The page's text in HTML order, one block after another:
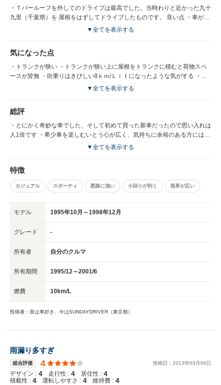
・Ｔバールーフを外してのドライブは最高でした。当時わりと近かった九十
九里（千葉県）を 屋根をはずしてドライブしたものです。 良い点 ・車が目
立つ ・視界は広い ・何といっても希少車を乗っているという優越感は最高
▼全てを表示する
気になった点
・トランクが狭い ・トランクが狭い上に屋根をトランクに積むと荷物スペ
ースが皆無 ・街乗りはきびしい8ｋｍ/Ｌｉｔになったような気がする ・面
倒臭くなった屋根を取り外さなくなる ・2人しか乗れない
▼全てを表示する
総評
・とにかく奇妙な車でした、そして初めて買った新車だったので思い入れは
人1倍です ・希少車を楽しむいとう心が広く、気持ちに余裕のある方にはお
すすめです ・マニューアル車は今となっては皆無ですのでほしくて見つけ
なので家族に押し切られ４人乗りの車に乗替えた時、ドナドナしました
いままで車の別れで一番つらかったです。
▼全てを表示する
特徴
カジュアル スポーティ 悪路に強い 小回りが利く 視界が広い
モデル 1995年10月～1998年12月
グレード -
所有者 自分のクルマ
所有期間 1995/12～2001/6
燃費 10km/L
投稿者：昔は車好き、今はSUNDAYDRIVER（東京都）
雨漏り多すぎ
総合評価 4 投稿日： 2013年03 月04日
デザイン : 4 走行性 : 4 居住性 : 4
積載性 : 4 運転しやすさ : 4 維持費 : 4